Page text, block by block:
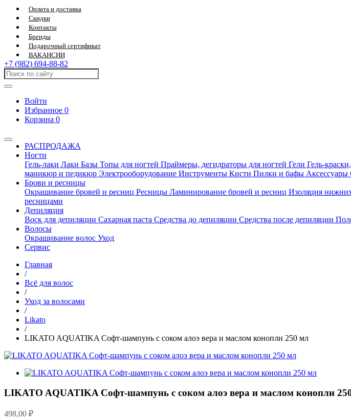
Оплата и доставка
Скидки
Контакты
Бренды
Подарочный сертификат
ВАКАНСИИ
+7 (982) 694-88-82
Войти
Избранное 0
Корзина 0
РАСПРОДАЖА
Ногти
Гель-лаки Лаки Базы Топы для ногтей Праймеры, дегидраторы для ногтей Гели Гель-
маникюр и педикюр Электрооборудование Инструменты Кисти Пилки и бафы Аксессуары
Брови и ресницы
Окрашивание бровей и ресниц Ресницы Ламинирование бровей и ресниц Изоляция
ресницами
Депиляция
Воск для депиляции Сахарная паста Средства до депиляции Средства после депиляции
Волосы
Окрашивание волос Уход
Сервис
Главная
/
Всё для волос
/
Уход за волосами
/
Likato
/
LIKATO AQUATIKA Софт-шампунь с соком алоэ вера и маслом конопли 250 мл
LIKATO AQUATIKA Софт-шампунь с соком алоэ вера и маслом конопли
498,00 ₽